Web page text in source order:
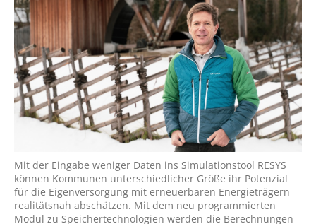
Mit der Eingabe weniger Daten ins Simulationstool RESYS
können Kommunen unterschiedlicher Größe ihr Potenzial
für die Eigenversorgung mit erneuerbaren Energieträgern
realitätsnah abschätzen. Mit dem neu programmierten
Modul zu Speichertechnologien werden die Berechnungen